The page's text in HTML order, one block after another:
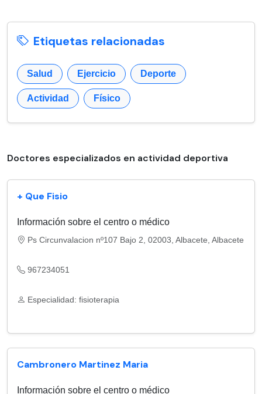
Etiquetas relacionadas
Salud Ejercicio Deporte
Actividad Físico
Doctores especializados en actividad deportiva
+ Que Fisio
Información sobre el centro o médico
Ps Circunvalacion nº107 Bajo 2, 02003, Albacete, Albacete
967234051
Especialidad: fisioterapia
Cambronero Martinez Maria
Información sobre el centro o médico